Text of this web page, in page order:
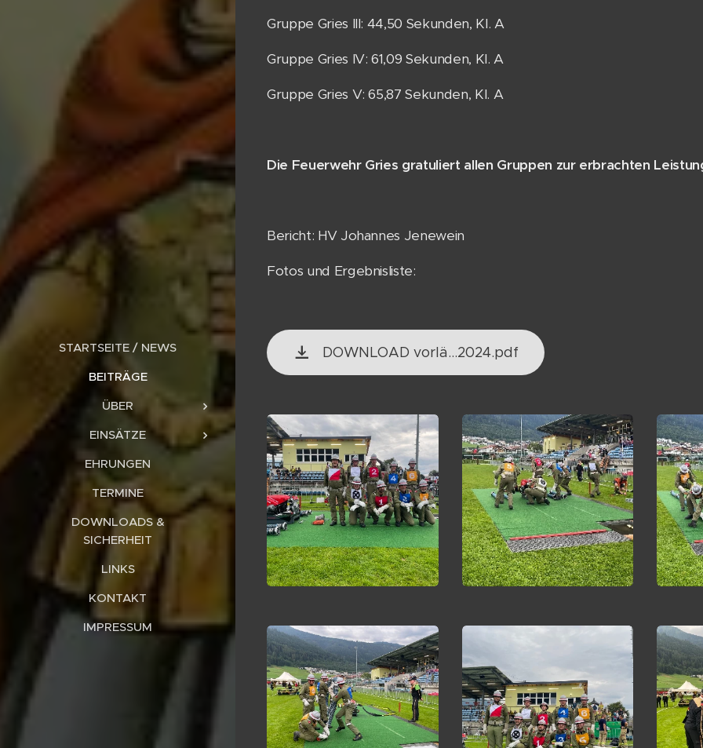
STARTSEITE / NEWS
BEITRÄGE
ÜBER
EINSÄTZE
EHRUNGEN
TERMINE
DOWNLOADS &
SICHERHEIT
LINKS
KONTAKT
IMPRESSUM
Gruppe Gries III: 44,50 Sekunden, Kl. A
Gruppe Gries IV: 61,09 Sekunden, Kl. A
Gruppe Gries V: 65,87 Sekunden, Kl. A
Die Feuerwehr Gries gratuliert allen Gruppen zur erbrachten
Bericht: HV Johannes Jenewein
Fotos und Ergebnisliste:
DOWNLOAD vorlä...2024.pdf